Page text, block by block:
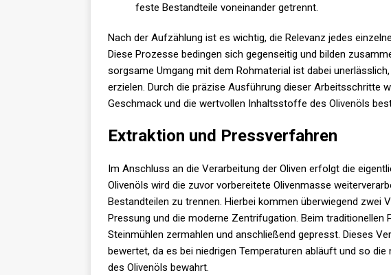
feste Bestandteile voneinander getrennt.
Nach der Aufzählung ist es wichtig, die Relevanz jedes
Diese Prozesse bedingen sich gegenseitig und bilden
sorgsame Umgang mit dem Rohmaterial ist dabei
erzielen. Durch die präzise Ausführung dieser Arbeitsschritte
Geschmack und die wertvollen Inhaltsstoffe des Olivenöls
Extraktion und Pressverfahren
Im Anschluss an die Verarbeitung der Oliven erfolgt die
Olivenöls wird die zuvor vorbereitete Olivenmasse
Bestandteilen zu trennen. Hierbei kommen überwiegend zwei
Pressung und die moderne Zentrifugation. Beim traditionellen
Steinmühlen zermahlen und anschließend gepresst. Dieses
bewertet, da es bei niedrigen Temperaturen abläuft und so
des Olivenöls bewahrt.